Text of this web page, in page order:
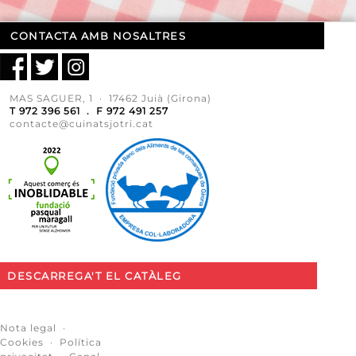
CONTACTA AMB NOSALTRES
MAS SAGUER, 1 · 17462 Juià (Girona)
T 972 396 561 . F 972 491 257
contacte@cuinatsjotri.cat
DESCARREGA'T EL CATÀLEG
Nota legal
·
Cookies · Política